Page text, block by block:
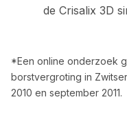
de Crisalix 3D
*Een online onderzoek
borstvergroting in
2010 en september 2011.